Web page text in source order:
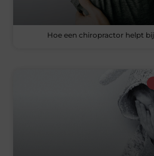
Hoe een chiropractor helpt